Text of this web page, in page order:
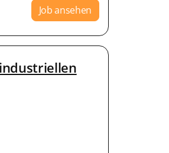
Job ansehen